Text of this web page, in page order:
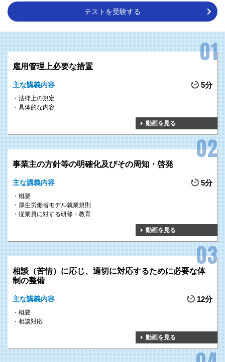
テストを受験する
雇用管理上必要な措置
主な講義内容 5分
法律上の規定
具体的な内容
動画を見る
事業主の方針等の明確化及びその周知・啓発
主な講義内容 5分
概要
厚生労働省モデル就業規則
従業員に対する研修・教育
動画を見る
相談（苦情）に応じ、適切に対応するために必要な体
制の整備
主な講義内容 12分
概要
相談対応
動画を見る